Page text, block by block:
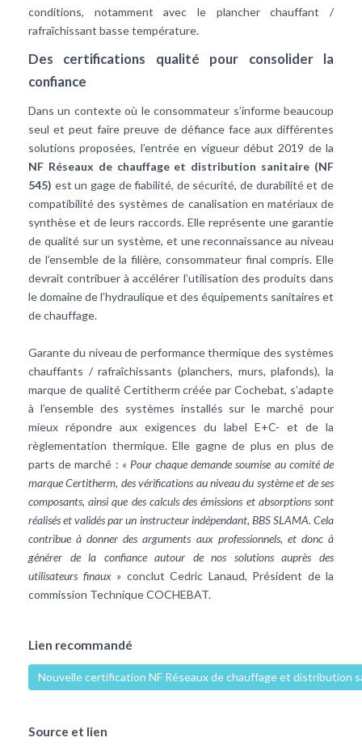
conditions, notamment avec le plancher chauffant /
rafraîchissant basse température.
Des certifications qualité pour consolider la
confiance
Dans un contexte où le consommateur s’informe beaucoup
seul et peut faire preuve de défiance face aux différentes
solutions proposées, l’entrée en vigueur début 2019 de la
NF Réseaux de chauffage et distribution sanitaire (NF
545) est un gage de fiabilité, de sécurité, de durabilité et de
compatibilité des systèmes de canalisation en matériaux de
synthèse et de leurs raccords. Elle représente une garantie
de qualité sur un système, et une reconnaissance au niveau
de l’ensemble de la filière, consommateur final compris. Elle
devrait contribuer à accélérer l’utilisation des produits dans
le domaine de l’hydraulique et des équipements sanitaires et
de chauffage.
Garante du niveau de performance thermique des systèmes
chauffants / rafraîchissants (planchers, murs, plafonds), la
marque de qualité Certitherm créée par Cochebat, s’adapte
à l’ensemble des systèmes installés sur le marché pour
mieux répondre aux exigences du label E+C- et de la
règlementation thermique. Elle gagne de plus en plus de
parts de marché : « Pour chaque demande soumise au comité de
marque Certitherm, des vérifications au niveau du système et de ses
composants, ainsi que des calculs des émissions et absorptions sont
réalisés et validés par un instructeur indépendant, BBS SLAMA. Cela
contribue à donner des arguments aux professionnels, et donc à
générer de la confiance autour de nos solutions auprès des
utilisateurs finaux » conclut Cedric Lanaud, Président de la
commission Technique COCHEBAT.
Lien recommandé
Nouvelle certification NF Réseaux de chauffage et distribution
Source et lien